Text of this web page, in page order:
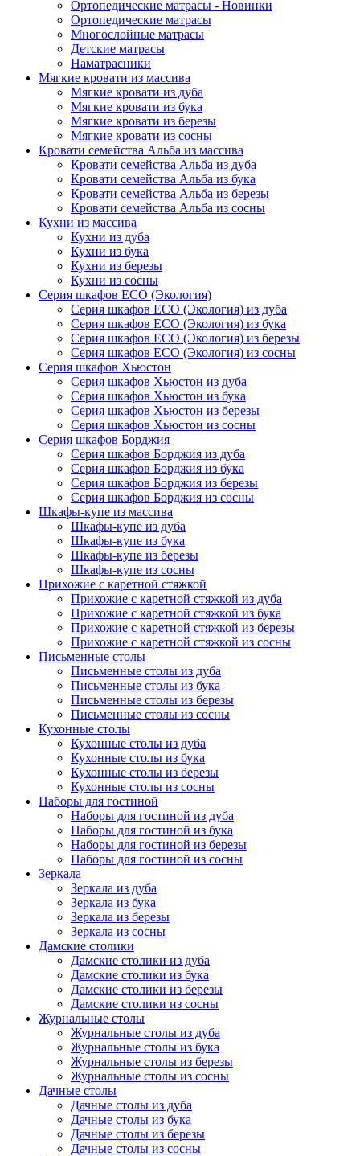
Ортопедические матрасы - Новинки
Ортопедические матрасы
Многослойные матрасы
Детские матрасы
Наматрасники
Мягкие кровати из массива
Мягкие кровати из дуба
Мягкие кровати из бука
Мягкие кровати из березы
Мягкие кровати из сосны
Кровати семейства Альба из массива
Кровати семейства Альба из дуба
Кровати семейства Альба из бука
Кровати семейства Альба из березы
Кровати семейства Альба из сосны
Кухни из массива
Кухни из дуба
Кухни из бука
Кухни из березы
Кухни из сосны
Серия шкафов ECO (Экология)
Серия шкафов ECO (Экология) из дуба
Серия шкафов ECO (Экология) из бука
Серия шкафов ECO (Экология) из березы
Серия шкафов ECO (Экология) из сосны
Серия шкафов Хьюстон
Серия шкафов Хьюстон из дуба
Серия шкафов Хьюстон из бука
Серия шкафов Хьюстон из березы
Серия шкафов Хьюстон из сосны
Серия шкафов Борджия
Серия шкафов Борджия из дуба
Серия шкафов Борджия из бука
Серия шкафов Борджия из березы
Серия шкафов Борджия из сосны
Шкафы-купе из массива
Шкафы-купе из дуба
Шкафы-купе из бука
Шкафы-купе из березы
Шкафы-купе из сосны
Прихожие с каретной стяжкой
Прихожие с каретной стяжкой из дуба
Прихожие с каретной стяжкой из бука
Прихожие с каретной стяжкой из березы
Прихожие с каретной стяжкой из сосны
Письменные столы
Письменные столы из дуба
Письменные столы из бука
Письменные столы из березы
Письменные столы из сосны
Кухонные столы
Кухонные столы из дуба
Кухонные столы из бука
Кухонные столы из березы
Кухонные столы из сосны
Наборы для гостиной
Наборы для гостиной из дуба
Наборы для гостиной из бука
Наборы для гостиной из березы
Наборы для гостиной из сосны
Зеркала
Зеркала из дуба
Зеркала из бука
Зеркала из березы
Зеркала из сосны
Дамские столики
Дамские столики из дуба
Дамские столики из бука
Дамские столики из березы
Дамские столики из сосны
Журнальные столы
Журнальные столы из дуба
Журнальные столы из бука
Журнальные столы из березы
Журнальные столы из сосны
Дачные столы
Дачные столы из дуба
Дачные столы из бука
Дачные столы из березы
Дачные столы из сосны